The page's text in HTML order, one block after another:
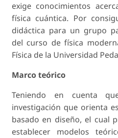
exige conocimientos
física cuántica. Por
didáctica para un grupo
del curso de física
Física de la Universidad
Marco teórico
Teniendo en cuenta
investigación que orienta
basado en diseño, el cual
establecer modelos